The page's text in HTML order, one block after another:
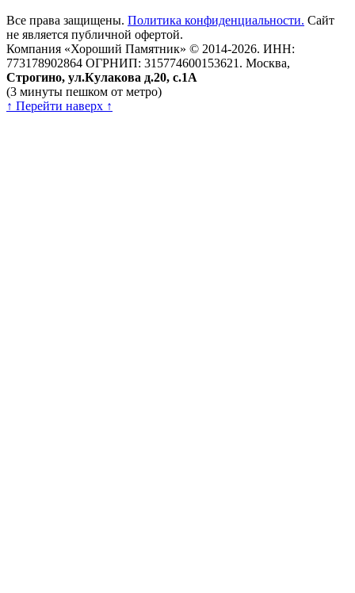
Все права защищены. Политика конфиденциальности. Сайт
не является публичной офертой.
Компания «Хороший Памятник» © 2014-2026. ИНН:
773178902864 ОГРНИП: 315774600153621. Москва,
Строгино, ул.Кулакова д.20, с.1А
(3 минуты пешком от метро)
↑ Перейти наверх ↑